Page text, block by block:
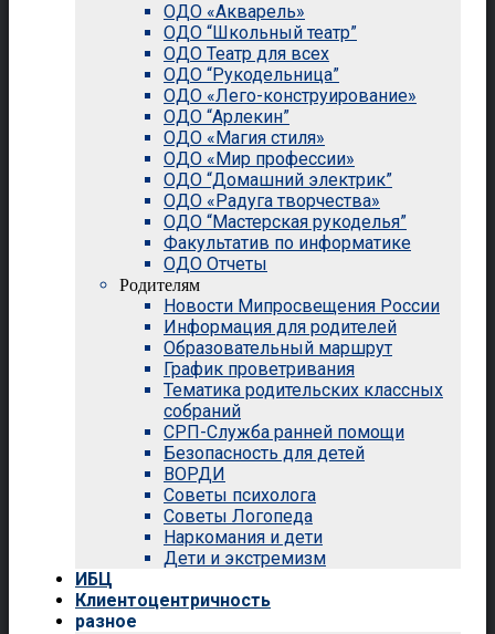
ОДО «Акварель»
ОДО “Школьный театр”
ОДО Театр для всех
ОДО “Рукодельница”
ОДО «Лего-конструирование»
ОДО “Арлекин”
ОДО «Магия стиля»
ОДО «Мир профессии»
ОДО “Домашний электрик”
ОДО «Радуга творчества»
ОДО “Мастерская рукоделья”
Факультатив по информатике
ОДО Отчеты
Родителям
Новости Мипросвещения России
Информация для родителей
Образовательный маршрут
График проветривания
Тематика родительских классных
собраний
СРП-Служба ранней помощи
Безопасность для детей
ВОРДИ
Советы психолога
Советы Логопеда
Наркомания и дети
Дети и экстремизм
ИБЦ
Клиентоцентричность
разное